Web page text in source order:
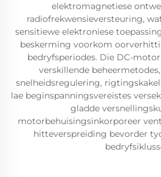
elektromagnetiese
radiofrekwensieversteuring,
sensitiewe elektroniese
beskerming voorkom
bedryfsperiodes. Die DC-
verskillende
snelheidsregulering,
lae beginspanningsvereistes
gladde
motorbehuisingsinkorporeer
hitteverspreiding bevorder